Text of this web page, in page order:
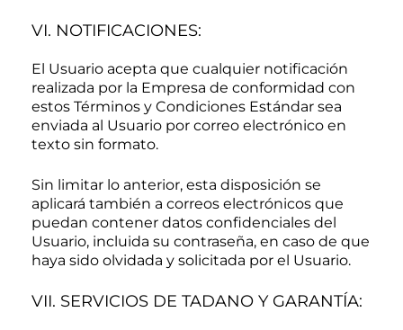
VI. NOTIFICACIONES:
El Usuario acepta que cualquier notificación
realizada por la Empresa de conformidad con
estos Términos y Condiciones Estándar sea
enviada al Usuario por correo electrónico en
texto sin formato.
Sin limitar lo anterior, esta disposición se
aplicará también a correos electrónicos que
puedan contener datos confidenciales del
Usuario, incluida su contraseña, en caso de que
haya sido olvidada y solicitada por el Usuario.
VII. SERVICIOS DE TADANO Y GARANTÍA: